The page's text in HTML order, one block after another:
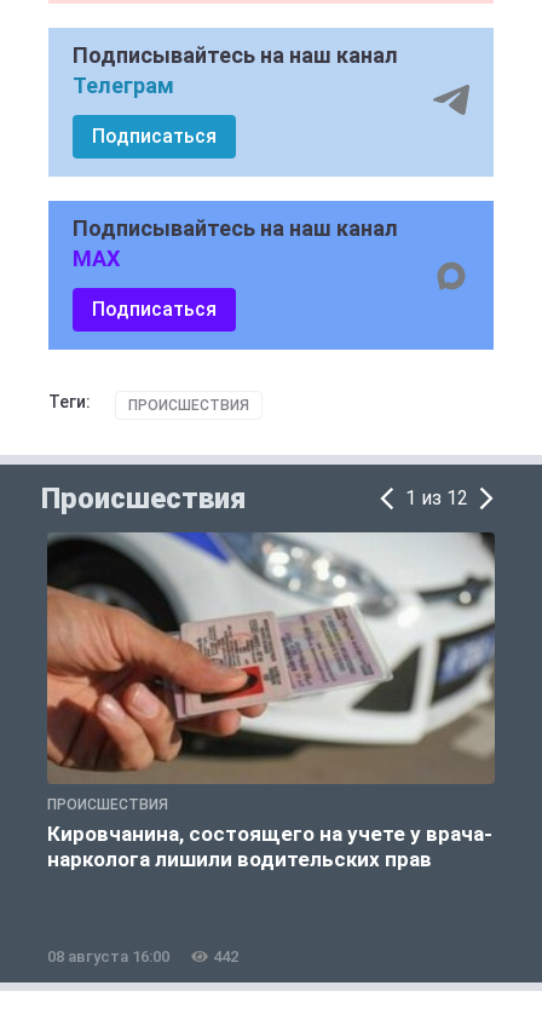
Подписывайтесь на наш канал
Телеграм
Подписаться
Подписывайтесь на наш канал
MAX
Подписаться
Теги: ПРОИСШЕСТВИЯ
Происшествия 1 из 12
ПРОИСШЕСТВИЯ
Кировчанина, состоящего на учете у врача-
нарколога лишили водительских прав
08 августа 16:00 442